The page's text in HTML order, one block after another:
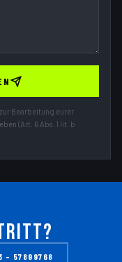
Bearbeitung eurer
(Art. 6 Abs. 1 lit. b
– 57899768